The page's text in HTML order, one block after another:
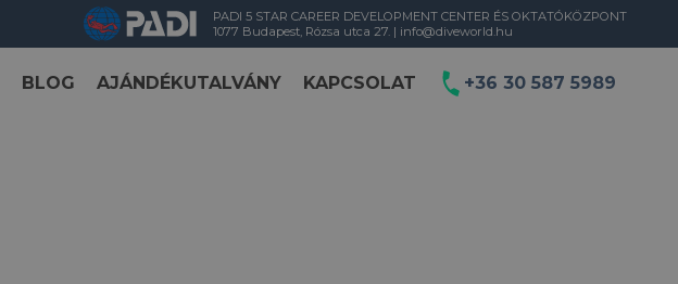
PADI 5 STAR CAREER DEVELOPMENT CENTER ÉS OKTATÓKÖZPONT
1077 Budapest, Rózsa utca 27. | info@diveworld.hu
BLOG AJÁNDÉKUTALVÁNY KAPCSOLAT +36 30 587 5989